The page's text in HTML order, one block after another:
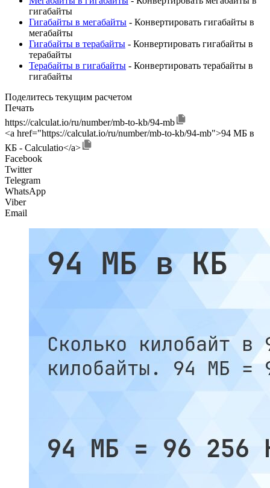
гигабайты
Гигабайты в мегабайты - Конвертировать гигабайты в
мегабайты
Гигабайты в терабайты - Конвертировать гигабайты в
терабайты
Терабайты в гигабайты - Конвертировать терабайты в
гигабайты
Поделитесь текущим расчетом
Печать
https://calculat.io/ru/number/mb-to-kb/94-mb
<a href="https://calculat.io/ru/number/mb-to-kb/94-mb">94 МБ в
КБ - Calculatio</a>
Facebook
Twitter
Telegram
WhatsApp
Viber
Email